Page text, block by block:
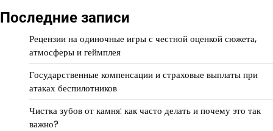
Последние записи
Рецензии на одиночные игры с честной оценкой сюжета,
атмосферы и геймплея
Государственные компенсации и страховые выплаты при
атаках беспилотников
Чистка зубов от камня: как часто делать и почему это так
важно?